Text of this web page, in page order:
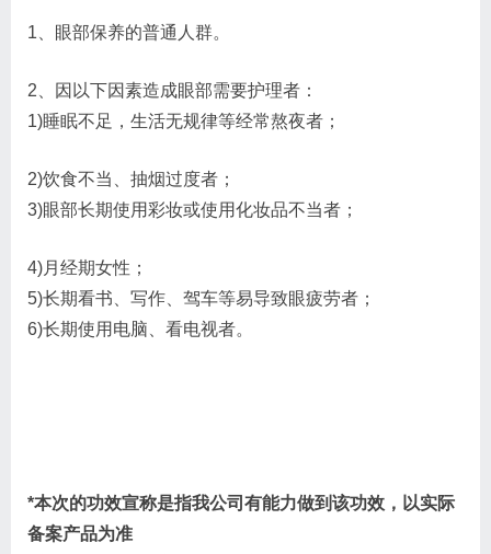
1、眼部保养的普通人群。
2、因以下因素造成眼部需要护理者：
1)睡眠不足，生活无规律等经常熬夜者；
2)饮食不当、抽烟过度者；
3)眼部长期使用彩妆或使用化妆品不当者；
4)月经期女性；
5)长期看书、写作、驾车等易导致眼疲劳者；
6)长期使用电脑、看电视者。
*本次的功效宣称是指我公司有能力做到该功效，以实际
备案产品为准